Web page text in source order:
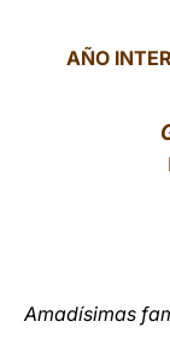
AÑO
Amadísimas